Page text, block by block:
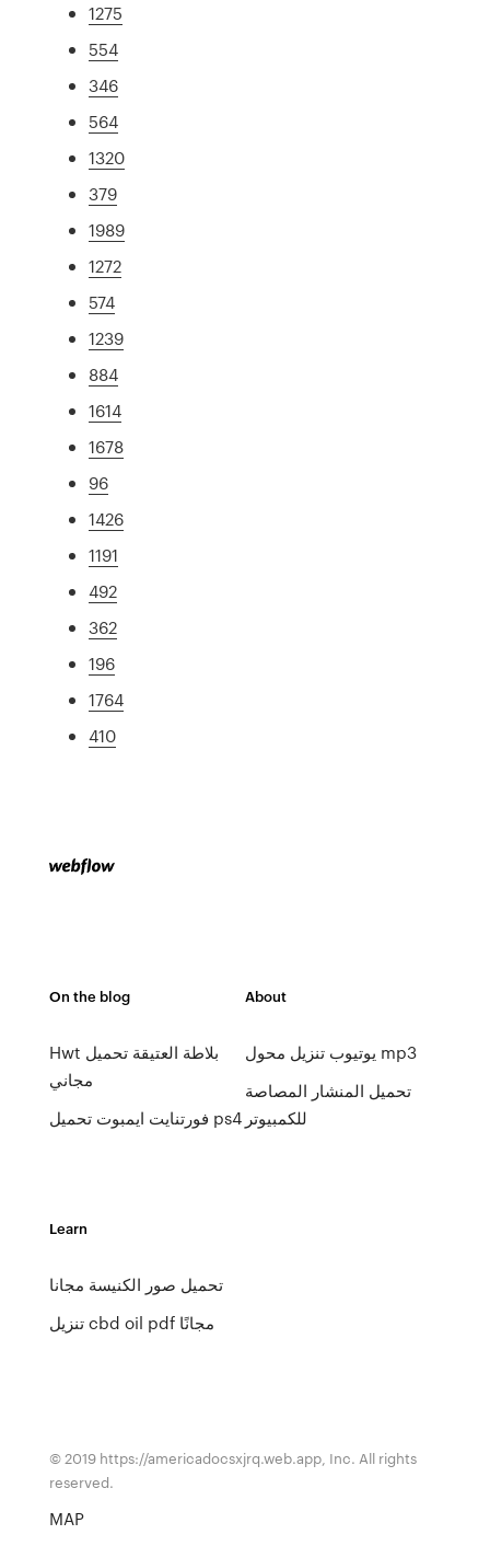
1275
554
346
564
1320
379
1989
1272
574
1239
884
1614
1678
96
1426
1191
492
362
196
1764
410
On the blog
Hwt بلاطة العتيقة تحميل
مجاني
فورتنايت ايمبوت تحميل ps4
About
يوتيوب تنزيل محول mp3
تحميل المنشار المصاصة
للكمبيوتر
Learn
تحميل صور الكنيسة مجانا
تنزيل cbd oil pdf مجانًا
© 2019 https://americadocsxjrq.web.app, Inc. All rights
reserved.
MAP